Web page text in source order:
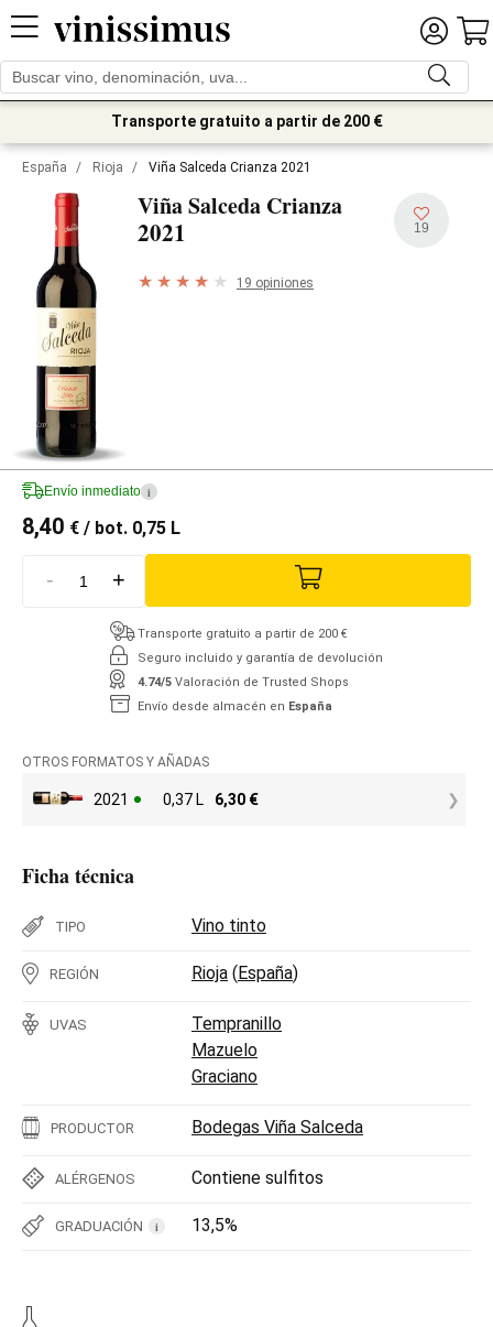
Transporte gratuito a partir de 200 €
España / Rioja / Viña Salceda Crianza 2021
Viña Salceda Crianza
2021 19
19 opiniones
Envío inmediato i
8,40 € / bot. 0,75 L
- +
Transporte gratuito a partir de 200 €
Seguro incluido y garantía de devolución
4.74/5 Valoración de Trusted Shops
Envío desde almacén en España
OTROS FORMATOS Y AÑADAS
2021 0,37 L 6,30 €
Ficha técnica
TIPO Vino tinto
REGIÓN Rioja (España)
UVAS
Tempranillo
Mazuelo
Graciano
PRODUCTOR Bodegas Viña Salceda
ALÉRGENOS Contiene sulfitos
GRADUACIÓN i 13,5%